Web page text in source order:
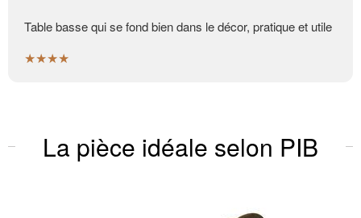
Table basse qui se fond bien dans le décor, pratique et utile
★★★★
La pièce idéale selon PIB